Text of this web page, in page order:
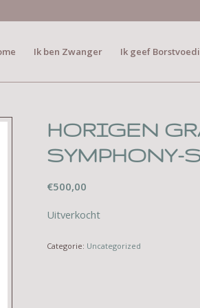
Ik ben Zwanger Ik geef
HORIGEN
SYMPHONY-
€500,00
Uitverkocht
Categorie: Uncategorized